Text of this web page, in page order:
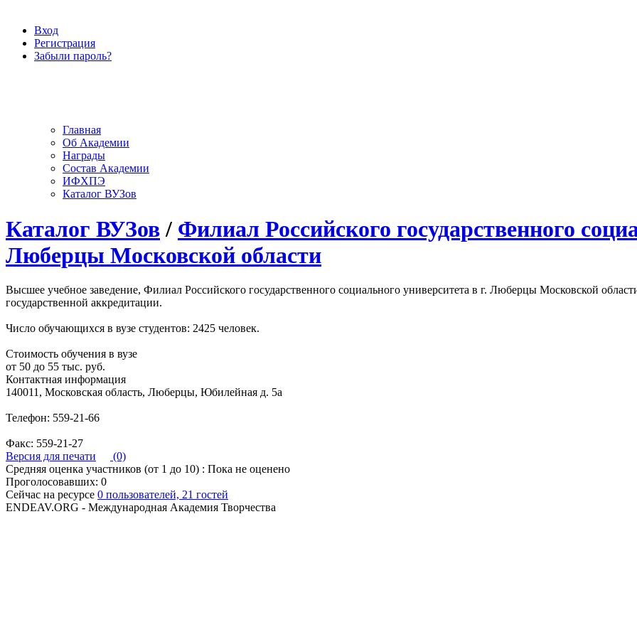
Вход
Регистрация
Забыли пароль?
Главная
Об Академии
Награды
Состав Академии
ИФХПЭ
Каталог ВУЗов
Каталог ВУЗов / Филиал Российского государственного
Люберцы Московской области
Высшее учебное заведение, Филиал Российского государственного социального университета в г. Люберцы Московской
государственной аккредитации.
Число обучающихся в вузе студентов: 2425 человек.
Стоимость обучения в вузе
от 50 до 55 тыс. руб.
Контактная информация
140011, Московская область, Люберцы, Юбилейная д. 5а
Телефон: 559-21-66
Факс: 559-21-27
Версия для печати
(0)
Средняя оценка участников (от 1 до 10) : Пока не оценено
Проголосовавших: 0
Сейчас на ресурсе 0 пользователей, 21 гостей
ENDEAV.ORG - Международная Академия Творчества